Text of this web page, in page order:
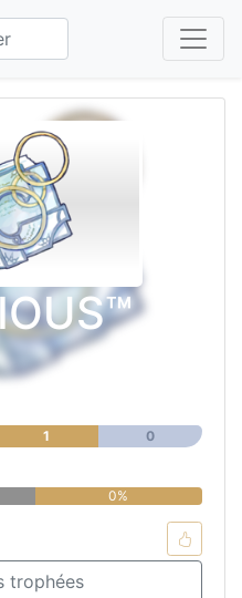
1
0
0%
trophées